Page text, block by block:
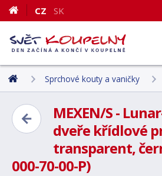
CZ SK
Sprchové kouty a vaničky
MEXEN/S -
dveře křídlové
transparent,
000-70-00-P)